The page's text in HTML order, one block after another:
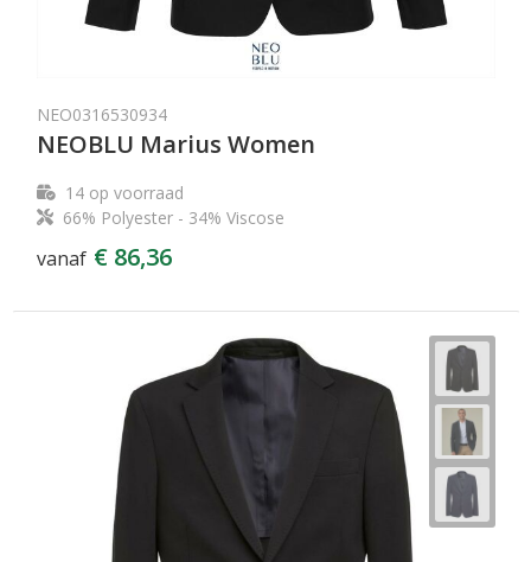
NEO0316530934
NEOBLU Marius Women
14op voorraad
66% Polyester - 34% Viscose
vanaf € 86,36